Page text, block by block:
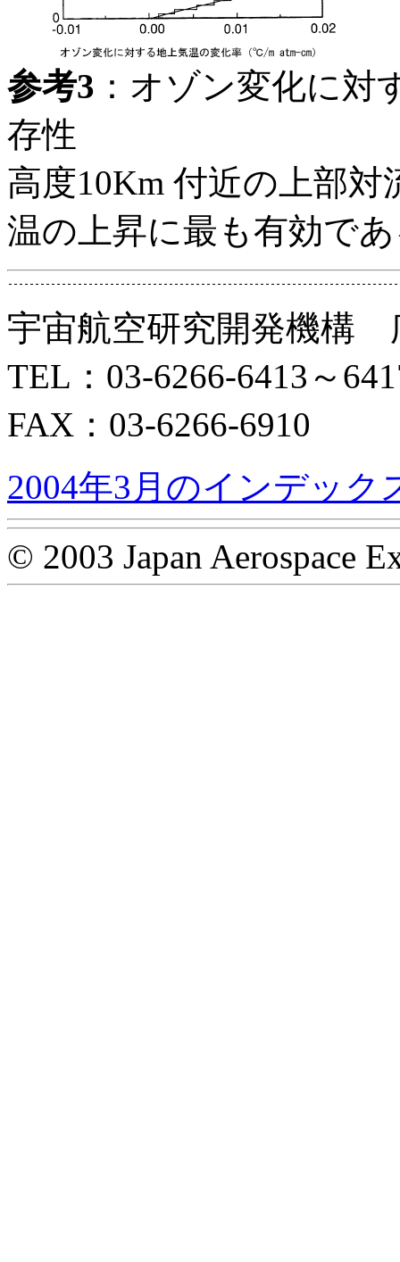
参考3 ：オゾン変化に対
存性
高度10Km 付近の上部
温の上昇に最も有効で
宇宙航空研究開発機構
TEL：03-6266-6413～
FAX：03-6266-6910
2004年3月のインデック
© 2003 Japan Aerospace